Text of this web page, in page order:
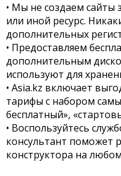
• Мы не создаем сайты
или иной ресурс.
дополнительных
• Предоставляем
дополнительным
используют для
• Asia.kz включает
тарифы с набором
бесплатный»,
• Воспользуйтесь
консультант поможет
конструктора на